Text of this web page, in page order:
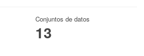
Conjuntos de datos
13